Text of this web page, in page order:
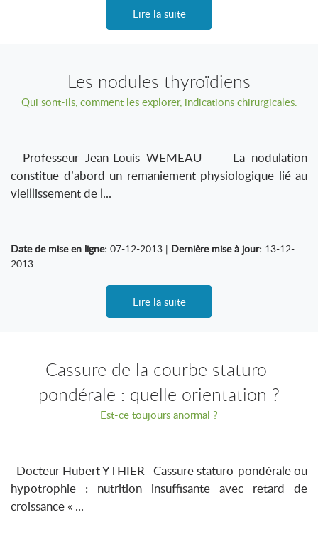
Lire la suite
Les nodules thyroïdiens
Qui sont-ils, comment les explorer, indications chirurgicales.
Professeur Jean-Louis WEMEAU La nodulation
constitue d’abord un remaniement physiologique lié au
vieillissement de l...
Date de mise en ligne: 07-12-2013 | Dernière mise à jour: 13-12-
2013
Lire la suite
Cassure de la courbe staturo-
pondérale : quelle orientation ?
Est-ce toujours anormal ?
Docteur Hubert YTHIER Cassure staturo-pondérale ou
hypotrophie : nutrition insuffisante avec retard de
croissance « ...